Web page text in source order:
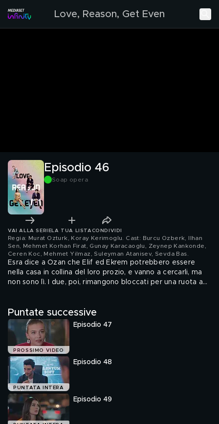
Love, Reason, Get Even
Episodio 46
Soap opera
VAI ALLA SERIE LA TUA LISTA CONDIVIDI
Regia: Murat Ozturk, Koray Kerimoglu. Cast: Burcu Ozberk, Ilhan
Sen, Mehmet Korhan Firat, Gunay Karacaoglu, Zeynep Kankonde,
Ceren Koc, Mehmet Yilmaz, Suleyman Atanisev, Sevda Bas
Esra dice a Ozan che Elif ed Ekrem potrebbero essere
nella casa in collina del loro prozio, e vanno a cercarli, ma
non sono lì. I due, poi, rimangono bloccati per una ruota a
diffondere delle foto che li ritraggono insieme ad Antalya,
ed è per questo che lei si è allontanata.
Puntate successive
PROSSIMO VIDEO
Episodio 47
PUNTATA INTERA
Episodio 48
Episodio 49